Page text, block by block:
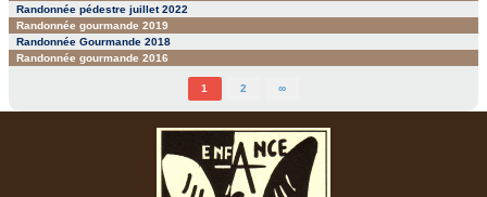
Randonnée pédestre juillet 2022
Randonnée gourmande 2019
Randonnée Gourmande 2018
Randonnée gourmande 2016
1 2 ∞